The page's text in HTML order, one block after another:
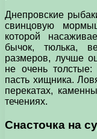
Днепровские
свинцовую
которой
бычок, тюлька,
размеров, лучше
не очень
пасть хищника.
перекатах,
течениях.
Снасточка на